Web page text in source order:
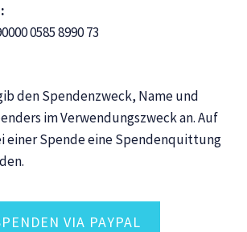
0585 8990 73
den Spendenzweck, Name und
im Verwendungszweck an. Auf
einer Spende eine Spendenquittung
VIA PAYPAL